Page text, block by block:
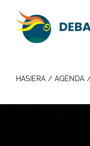
HASIERA AGENDA